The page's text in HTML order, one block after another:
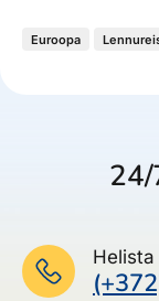
Euroopa
24/
Helista